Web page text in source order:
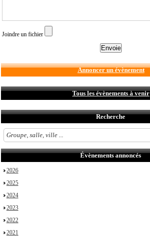
Joindre un fichier
Annoncer un évènement
Tous les évènements à venir
Recherche
Évènements annoncés
2026
2025
2024
2023
2022
2021